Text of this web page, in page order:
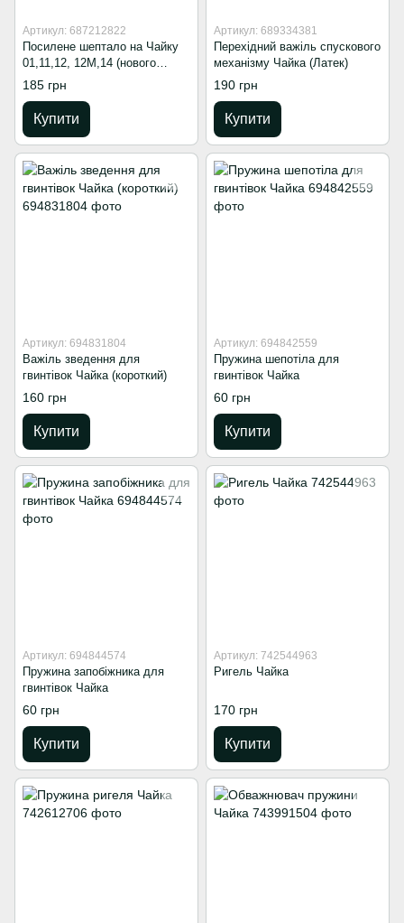
Артикул: 687212822
Посилене шептало на Чайку
01,11,12, 12М,14 (нового
зразка)
185 грн
Купити
Артикул: 689334381
Перехідний важіль спускового
механізму Чайка (Латек)
190 грн
Купити
Артикул: 694831804
Важіль зведення для
гвинтівок Чайка (короткий)
160 грн
Купити
Артикул: 694842559
Пружина шепотіла для
гвинтівок Чайка
60 грн
Купити
Артикул: 694844574
Пружина запобіжника для
гвинтівок Чайка
60 грн
Купити
Артикул: 742544963
Ригель Чайка
170 грн
Купити